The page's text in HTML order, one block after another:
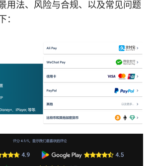
用法、风险与合规、以及常见问题
：